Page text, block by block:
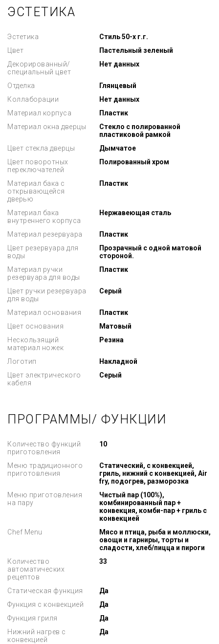
ЭСТЕТИКА
Эстетика
Стиль 50-х г.г.
Цвет
Пастельный зеленый
Декорированный/
специальный цвет
Нет данных
Отделка
Глянцевый
Коллаборации
Нет данных
Материал корпуса
Пластик
Материал окна дверцы
Стекло с полированной
пластиковой рамкой
Цвет стекла дверцы
Дымчатое
Цвет поворотных
переключателей
Полированный хром
Материал бака с
открывающейся
дверью
Пластик
Материал бака
внутреннего корпуса
Нержавеющая сталь
Материал резервуара
Пластик
Цвет резервуара для
воды
Прозрачный с одной матовой
стороной.
Материал ручки
резервуара для воды
Пластик
Цвет ручки резервуара
для воды
Серый
Материал основания
Пластик
Цвет основания
Матовый
Нескользящий
материал ножек
Резина
Логотип
Накладной
Цвет электрического
кабеля
Серый
ПРОГРАММЫ/ ФУНКЦИИ
Количество функций
приготовления
10
Меню традиционного
приготовления
Статический, с конвекцией,
гриль, нижний с конвекцией, Air
fry, подогрев, разморозка
Меню приготовления
на пару
Чистый пар (100%),
комбинированный пар +
конвекция, комби-пар + гриль с
конвекцией
Chef Menu
Мясо и птица, рыба и моллюски,
овощи и гарниры, торты и
сладости, хлеб/пицца и пироги
Количество
автоматических
рецептов
33
Статическая функция
Да
Функция с конвекцией
Да
Функция гриля
Да
Нижний нагрев с
конвекцией
Да